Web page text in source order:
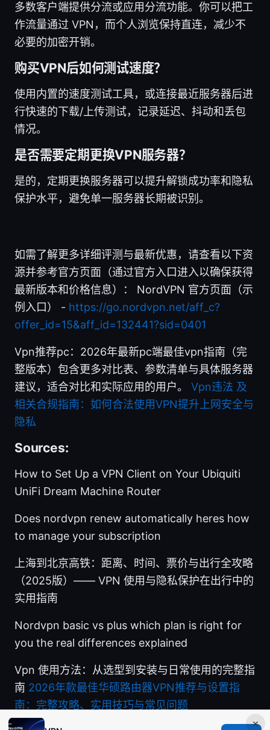
多数客户端提供分流或应用分流功能。你可以把工
作流量通过 VPN，而个人浏览保持直连，减少不
必要的加密开销。
购买VPN后如何测试速度？
使用内置的速度测试工具，或连接最近服务器后进
行快速的下载/上传测试，记录延迟、抖动和丢包
情况。
是否需要定期更换VPN服务器？
是的，定期更换服务器可以提升解锁成功率和隐私
保护水平，避免单一服务器长期被识别。
如需了解更多详细评测与最新优惠，请查看以下资
源并参考官方页面（通过官方入口进入以确保获得
最新版本和价格信息）： NordVPN 官方页面（示
例入口） - https://go.nordvpn.net/aff_c?
offer_id=15&aff_id=132441?sid=0401
Vpn推荐pc：2026年最新pc端最佳vpn指南（完
整版本）包含更多对比表、参数清单与具体服务器
建议，适合对比和实际应用的用户。 Vpn违法 及
相关合规指南：如何合法使用VPN提升上网安全与
隐私
Sources:
How to Set Up a VPN Client on Your Ubiquiti
UniFi Dream Machine Router
Does nordvpn renew automatically heres how
to manage your subscription
上海到北京高铁：距离、时间、票价与出行全攻略
（2025版）—— VPN 使用与隐私保护在出行中的
实用指南
Nordvpn basic vs plus which plan is right for
you the real differences explained
Vpn 使用方法：从选型到安装与日常使用的完整指
南 2026年款最佳华硕路由器VPN推荐与设置指
南：完整攻略、实用技巧与常见问题
×